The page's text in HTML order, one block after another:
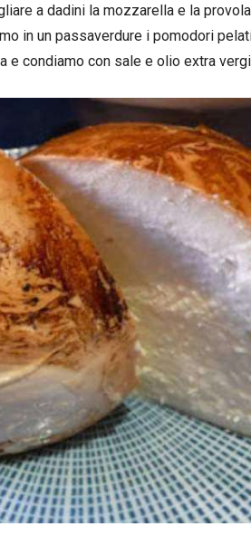
a dadini la mozzarella e la
in un passaverdure i pomodori
e condiamo con sale e olio extra